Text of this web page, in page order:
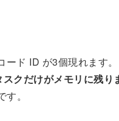
ード ID が3個現れます
クだけがメモリに残り
。